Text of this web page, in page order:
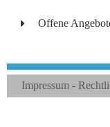
Offene
Impressum -